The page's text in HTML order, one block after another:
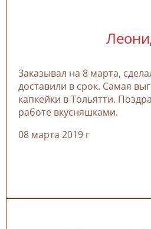
Заказывал на 8 марта,
доставили в срок. Самая
капкейки в Тольятти.
работе вкусняшками.
08 марта 2019 г